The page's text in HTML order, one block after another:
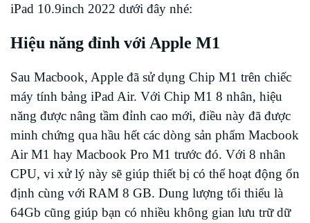
iPad 10.9inch 2022 dưới đây nhé:
Hiệu năng đỉnh với Apple M1
Sau Macbook, Apple đã sử dụng Chip M1 trên chiếc
máy tính bảng iPad Air. Với Chip M1 8 nhân, hiệu
năng được nâng tầm đỉnh cao mới, điều này đã được
minh chứng qua hầu hết các dòng sản phẩm Macbook
Air M1 hay Macbook Pro M1 trước đó. Với 8 nhân
CPU, vi xử lý này sẽ giúp thiết bị có thể hoạt động ổn
định cùng với RAM 8 GB. Dung lượng tối thiểu là
64Gb cũng giúp bạn có nhiều không gian lưu trữ dữ